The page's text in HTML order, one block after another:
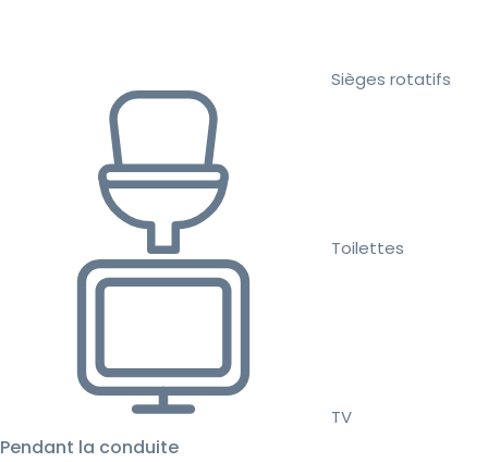
Sièges rotatifs
Toilettes
TV
Pendant la conduite